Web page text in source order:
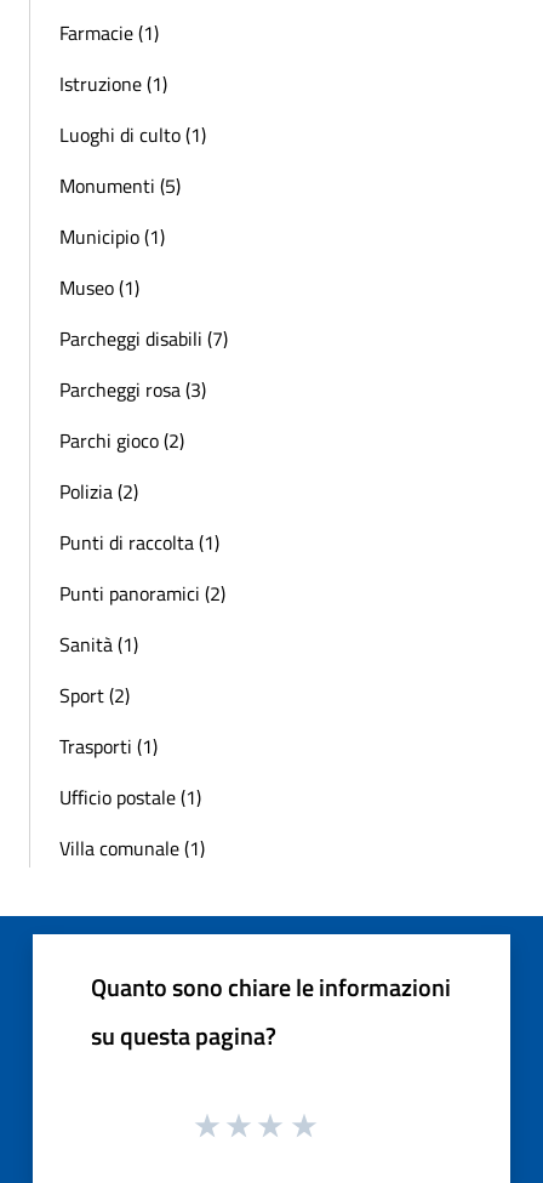
Farmacie (1)
Istruzione (1)
Luoghi di culto (1)
Monumenti (5)
Municipio (1)
Museo (1)
Parcheggi disabili (7)
Parcheggi rosa (3)
Parchi gioco (2)
Polizia (2)
Punti di raccolta (1)
Punti panoramici (2)
Sanità (1)
Sport (2)
Trasporti (1)
Ufficio postale (1)
Villa comunale (1)
Quanto sono chiare le informazioni
su questa pagina?